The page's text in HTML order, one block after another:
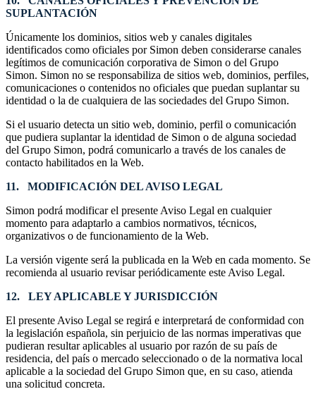
SUPLANTACIÓN
Únicamente los dominios, sitios web y canales digitales
identificados como oficiales por Simon deben considerarse canales
legítimos de comunicación corporativa de Simon o del Grupo
Simon. Simon no se responsabiliza de sitios web, dominios, perfiles,
comunicaciones o contenidos no oficiales que puedan suplantar su
identidad o la de cualquiera de las sociedades del Grupo Simon.
Si el usuario detecta un sitio web, dominio, perfil o comunicación
que pudiera suplantar la identidad de Simon o de alguna sociedad
del Grupo Simon, podrá comunicarlo a través de los canales de
contacto habilitados en la Web.
11. MODIFICACIÓN DEL AVISO LEGAL
Simon podrá modificar el presente Aviso Legal en cualquier
momento para adaptarlo a cambios normativos, técnicos,
organizativos o de funcionamiento de la Web.
La versión vigente será la publicada en la Web en cada momento. Se
recomienda al usuario revisar periódicamente este Aviso Legal.
12. LEY APLICABLE Y JURISDICCIÓN
El presente Aviso Legal se regirá e interpretará de conformidad con
la legislación española, sin perjuicio de las normas imperativas que
pudieran resultar aplicables al usuario por razón de su país de
residencia, del país o mercado seleccionado o de la normativa local
aplicable a la sociedad del Grupo Simon que, en su caso, atienda
una solicitud concreta.